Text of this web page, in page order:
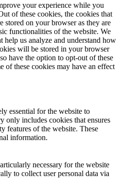
your experience while you
of these cookies, the cookies that
stored on your browser as they are
functionalities of the website. We
help us analyze and understand how
will be stored in your browser
have the option to opt-out of these
of these cookies may have an effect
essential for the website to
only includes cookies that ensures
features of the website. These
information.
necessary for the website
to collect user personal data via